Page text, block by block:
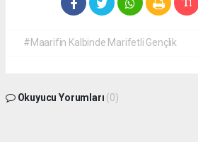
#Maarifin Kalbinde Marifetli Gençlik
Okuyucu Yorumları (0)